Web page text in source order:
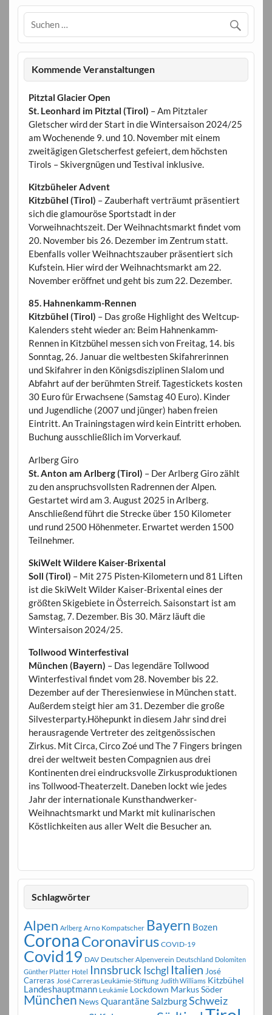
Kommende Veranstaltungen
Pitztal Glacier Open
St. Leonhard im Pitztal (Tirol) – Am Pitztaler
Gletscher wird der Start in die Wintersaison 2024/25
am Wochenende 9. und 10. November mit einem
zweitägigen Gletscherfest gefeiert, dem höchsten
Tirols – Skivergnügen und Testival inklusive.
Kitzbüheler Advent
Kitzbühel (Tirol) – Zauberhaft verträumt präsentiert
sich die glamouröse Sportstadt in der
Vorweihnachtszeit. Der Weihnachtsmarkt findet vom
20. November bis 26. Dezember im Zentrum statt.
Ebenfalls voller Weihnachtszauber präsentiert sich
Kufstein. Hier wird der Weihnachtsmarkt am 22.
November eröffnet und geht bis zum 22. Dezember.
85. Hahnenkamm-Rennen
Kitzbühel (Tirol) – Das große Highlight des Weltcup-
Kalenders steht wieder an: Beim Hahnenkamm-
Rennen in Kitzbühel messen sich von Freitag, 14. bis
Sonntag, 26. Januar die weltbesten Skifahrerinnen
und Skifahrer in den Königsdisziplinen Slalom und
Abfahrt auf der berühmten Streif. Tagestickets kosten
30 Euro für Erwachsene (Samstag 40 Euro). Kinder
und Jugendliche (2007 und jünger) haben freien
Eintritt. An Trainingstagen wird kein Eintritt erhoben.
Buchung ausschließlich im Vorverkauf.
Arlberg Giro
St. Anton am Arlberg (Tirol) – Der Arlberg Giro zählt
zu den anspruchsvollsten Radrennen der Alpen.
Gestartet wird am 3. August 2025 in Arlberg.
Anschließend führt die Strecke über 150 Kilometer
und rund 2500 Höhenmeter. Erwartet werden 1500
Teilnehmer.
SkiWelt Wildere Kaiser-Brixental
Soll (Tirol) – Mit 275 Pisten-Kilometern und 81 Liften
ist die SkiWelt Wilder Kaiser-Brixental eines der
größten Skigebiete in Österreich. Saisonstart ist am
Samstag, 7. Dezember. Bis 30. März läuft die
Wintersaison 2024/25.
Tollwood Winterfestival
München (Bayern) – Das legendäre Tollwood
Winterfestival findet vom 28. November bis 22.
Dezember auf der Theresienwiese in München statt.
Außerdem steigt hier am 31. Dezember die große
Silvesterparty.Höhepunkt in diesem Jahr sind drei
herausragende Vertreter des zeitgenössischen
Zirkus. Mit Circa, Circo Zoé und The 7 Fingers bringen
drei der weltweit besten Compagnien aus drei
Kontinenten drei eindrucksvolle Zirkusproduktionen
ins Tollwood-Theaterzelt. Daneben lockt wie jedes
Jahr der internationale Kunsthandwerker-
Weihnachtsmarkt und Markt mit kulinarischen
Köstlichkeiten aus aller Welt die Besucher an.
Schlagwörter
Alpen Arlberg Arno Kompatscher Bayern Bozen
CoronaCoronavirus COVID-19
Covid19 DAV Deutscher Alpenverein Deutschland Dolomiten
Günther Platter Hotel Innsbruck Ischgl Italien José
Carreras José Carreras Leukämie-Stiftung Judith Williams Kitzbühel
Landeshauptmann Leukämie Lockdown Markus Söder
München News Quarantäne SalzburgSchweiz